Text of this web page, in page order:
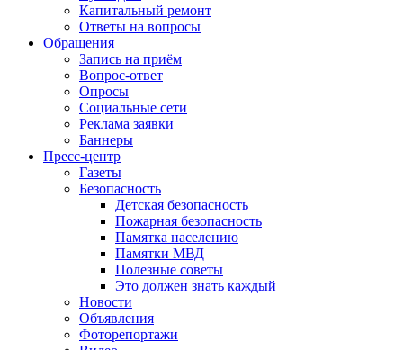
Капитальный ремонт
Ответы на вопросы
Обращения
Запись на приём
Вопрос-ответ
Опросы
Социальные сети
Реклама заявки
Баннеры
Пресс-центр
Газеты
Безопасность
Детская безопасность
Пожарная безопасность
Памятка населению
Памятки МВД
Полезные советы
Это должен знать каждый
Новости
Объявления
Фоторепортажи